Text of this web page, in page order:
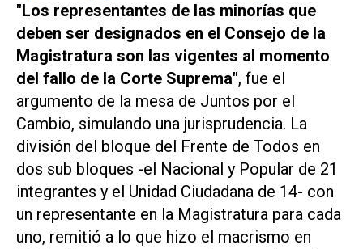
"Los representantes de las minorías que
deben ser designados en el Consejo de la
Magistratura son las vigentes al momento
del fallo de la Corte Suprema", fue el
argumento de la mesa de Juntos por el
Cambio, simulando una jurisprudencia. La
división del bloque del Frente de Todos en
dos sub bloques -el Nacional y Popular de 21
integrantes y el Unidad Ciudadana de 14- con
un representante en la Magistratura para cada
uno, remitió a lo que hizo el macrismo en